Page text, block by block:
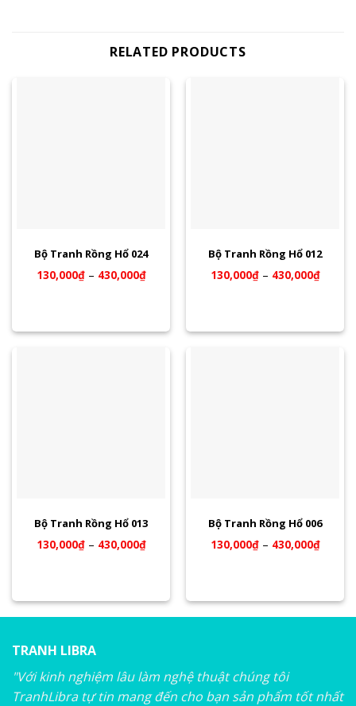
RELATED PRODUCTS
Bộ Tranh Rồng Hổ 024
130,000₫– 430,000₫
Bộ Tranh Rồng Hổ 012
130,000₫– 430,000₫
Bộ Tranh Rồng Hổ 013
130,000₫– 430,000₫
Bộ Tranh Rồng Hổ 006
130,000₫– 430,000₫
TRANH LIBRA
"Với kinh nghiệm lâu làm nghệ thuật chúng tôi
TranhLibra tự tin mang đến cho bạn sản phẩm tốt nhất